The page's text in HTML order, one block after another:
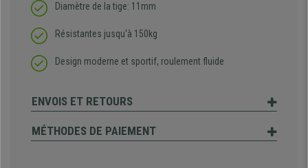
Diamètre de la tige: 11mm
Résistantes jusqu'à 150kg
Design moderne et sportif, roulement fluide
ENVOIS ET RETOURS
MÉTHODES DE PAIEMENT